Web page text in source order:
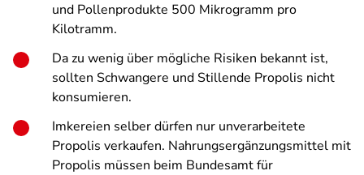
und Pollenprodukte 500 Mikrogramm pro
Kilotramm.
Da zu wenig über mögliche Risiken bekannt ist,
sollten Schwangere und Stillende Propolis nicht
konsumieren.
Imkereien selber dürfen nur unverarbeitete
Propolis verkaufen. Nahrungsergänzungsmittel mit
Propolis müssen beim Bundesamt für